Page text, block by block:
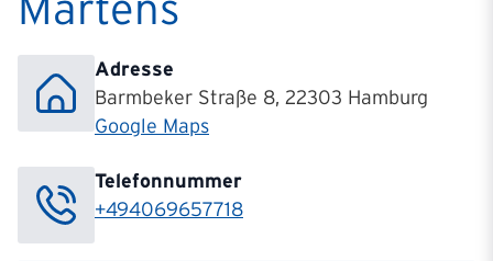
Adresse
Barmbeker Straße 8, 22303 Hamburg
Google Maps
Telefonnummer
+494069657718